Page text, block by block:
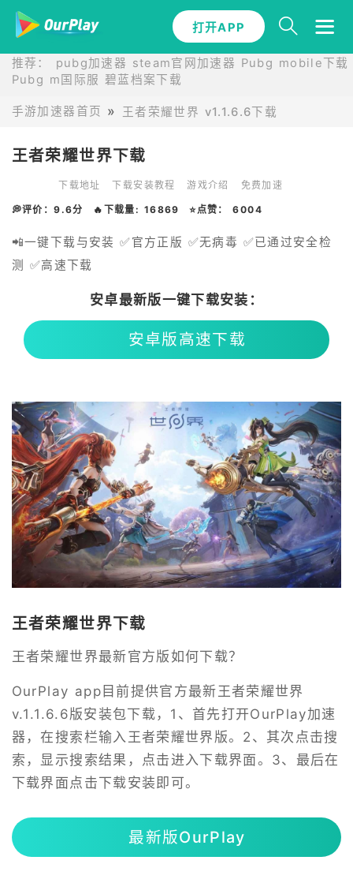
打开APP
推荐： pubg加速器 steam官网加速器 Pubg mobile下载
Pubg m国际服 碧蓝档案下载
手游加速器首页 王者荣耀世界 v1.1.6.6下载
王者荣耀世界下载
下载地址 下载安装教程 游戏介绍 免费加速
💭评价：9.6分 🔥下载量: 16869 ⭐点赞： 6004
📲一键下载与安装 ✅官方正版 ✅无病毒 ✅已通过安全检
测 ✅高速下载
安卓最新版一键下载安装：
安卓版高速下载
王者荣耀世界下载
王者荣耀世界最新官方版如何下载？
OurPlay app目前提供官方最新王者荣耀世界
v.1.1.6.6版安装包下载，1、首先打开OurPlay加速
器，在搜索栏输入王者荣耀世界版。2、其次点击搜
索，显示搜索结果，点击进入下载界面。3、最后在
下载界面点击下载安装即可。
最新版OurPlay